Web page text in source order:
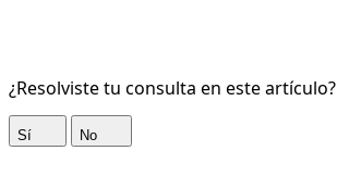
¿Resolviste tu consulta en este artículo?
Sí No